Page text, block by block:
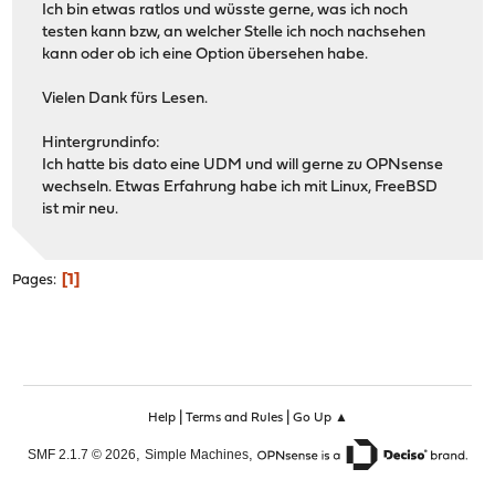
Ich bin etwas ratlos und wüsste gerne, was ich noch
testen kann bzw, an welcher Stelle ich noch nachsehen
kann oder ob ich eine Option übersehen habe.
Vielen Dank fürs Lesen.
Hintergrundinfo:
Ich hatte bis dato eine UDM und will gerne zu OPNsense
wechseln. Etwas Erfahrung habe ich mit Linux, FreeBSD
ist mir neu.
Pages 1
Help| Terms and Rules| Go Up ▲
SMF 2.1.7 © 2026, Simple Machines,